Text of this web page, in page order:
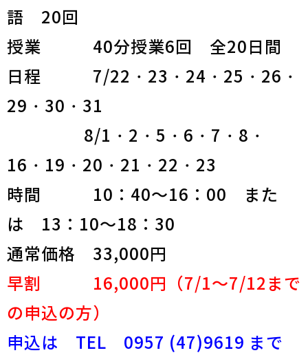
語 20回
授業 40分授業6回 全20日間
日程 7/22・23・24・25・26・
29・30・31
8/1・2・5・6・7・8・
16・19・20・21・22・23
時間 10：40～16：00 また
は 13：10～18：30
通常価格 33,000円
早割 16,000円（7/1～7/12まで
の申込の方）
申込は TEL 0957 (47)9619 まで